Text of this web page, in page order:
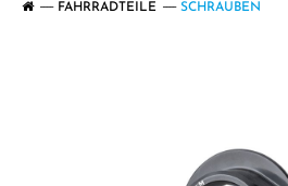
FAHRRADTEILE SCHRAUBEN